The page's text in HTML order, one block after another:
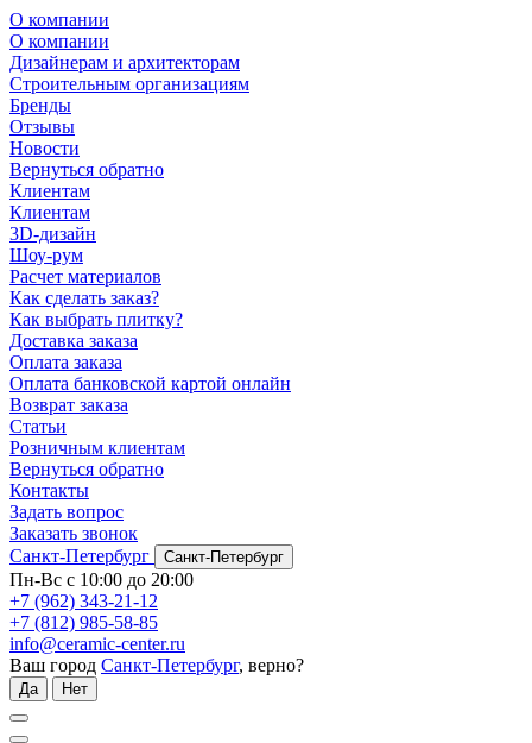
О компании
О компании
Дизайнерам и архитекторам
Строительным организациям
Бренды
Отзывы
Новости
Вернуться обратно
Клиентам
Клиентам
3D-дизайн
Шоу-рум
Расчет материалов
Как сделать заказ?
Как выбрать плитку?
Доставка заказа
Оплата заказа
Оплата банковской картой онлайн
Возврат заказа
Статьи
Розничным клиентам
Вернуться обратно
Контакты
Задать вопрос
Заказать звонок
Санкт-Петербург
Санкт-Петербург
Пн-Вс с 10:00 до 20:00
+7 (962) 343-21-12
+7 (812) 985-58-85
info@ceramic-center.ru
Ваш город Санкт-Петербург, верно?
Да Нет